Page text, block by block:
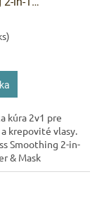
kúra 2v1 pre
krepovité vlasy.
Smoothing 2-in-
& Mask
a masky v
Hydratuje,...